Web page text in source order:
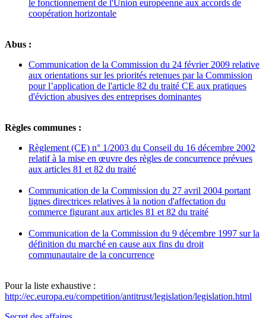
le fonctionnement de l'Union européenne aux accords de
coopération horizontale
Abus :
Communication de la Commission du 24 février 2009 relative
aux orientations sur les priorités retenues par la Commission
pour l’application de l'article 82 du traité CE aux pratiques
d'éviction abusives des entreprises dominantes
Règles communes :
Règlement (CE) n° 1/2003 du Conseil du 16 décembre 2002
relatif à la mise en œuvre des règles de concurrence prévues
aux articles 81 et 82 du traité
Communication de la Commission du 27 avril 2004 portant
lignes directrices relatives à la notion d'affectation du
commerce figurant aux articles 81 et 82 du traité
Communication de la Commission du 9 décembre 1997 sur la
définition du marché en cause aux fins du droit
communautaire de la concurrence
Pour la liste exhaustive :
http://ec.europa.eu/competition/antitrust/legislation/legislation.html